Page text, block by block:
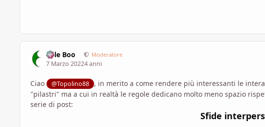
Bille Boo Moderatore
7 Marzo 20224 anni
Ciao @Topolino88
, in merito a come rendere più interessanti le
"pilastri" ma a cui in realtà le regole dedicano molto meno spazio
serie di post:
Sfide